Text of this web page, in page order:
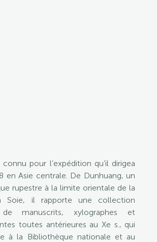
pour l’expédition qu’il dirigea
en Asie centrale. De Dunhuang, un
rupestre à la limite orientale de la
Soie, il rapporte une collection
de manuscrits, xylographes et
toutes antérieures au Xe s., qui
à la Bibliothèque nationale et au